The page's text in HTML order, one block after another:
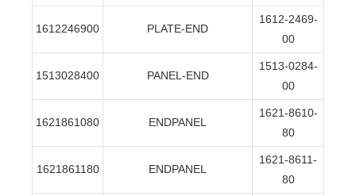
1612246900 PLATE-END
1612-2469-
00
1513028400 PANEL-END
1513-0284-
00
1621861080 ENDPANEL
1621-8610-
80
1621861180 ENDPANEL
1621-8611-
80